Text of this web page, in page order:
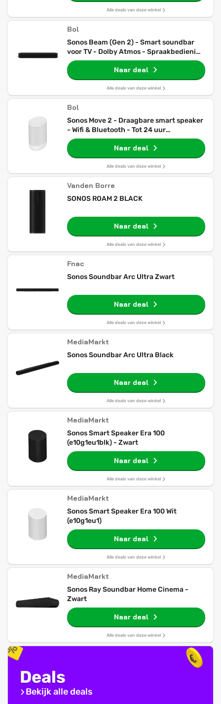
Alle deals van deze winkel
Bol
Sonos Beam (Gen 2) - Smart soundbar
voor TV - Dolby Atmos - Spraakbediening
- Zwart
Naar deal
Alle deals van deze winkel
Bol
Sonos Move 2 - Draagbare smart speaker
- Wifi & Bluetooth - Tot 24 uur
batterijduur - Waterbestendig - Wit
Naar deal
Alle deals van deze winkel
Vanden Borre
SONOS ROAM 2 BLACK
Naar deal
Alle deals van deze winkel
Fnac
Sonos Soundbar Arc Ultra Zwart
Naar deal
Alle deals van deze winkel
MediaMarkt
Sonos Soundbar Arc Ultra Black
Naar deal
Alle deals van deze winkel
MediaMarkt
Sonos Smart Speaker Era 100
(e10g1eu1blk) - Zwart
Naar deal
Alle deals van deze winkel
MediaMarkt
Sonos Smart Speaker Era 100 Wit
(e10g1eu1)
Naar deal
Alle deals van deze winkel
MediaMarkt
Sonos Ray Soundbar Home Cinema -
Zwart
Naar deal
Alle deals van deze winkel
Deals
Bekijk alle deals